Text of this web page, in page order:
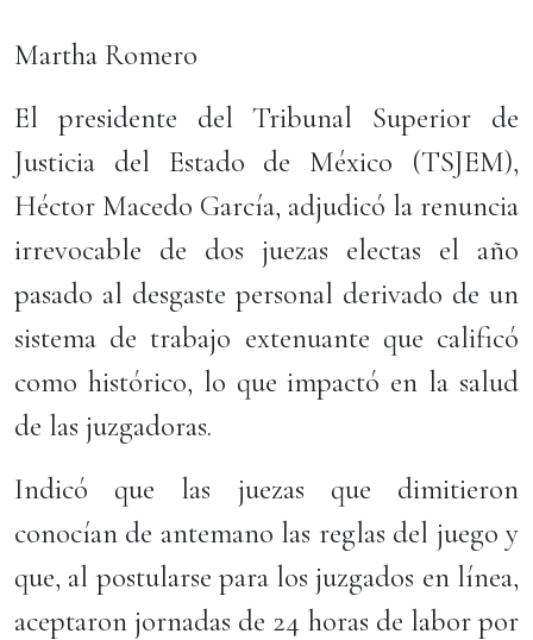
Martha Romero
El presidente del Tribunal Superior de
Justicia del Estado de México (TSJEM),
Héctor Macedo García, adjudicó la renuncia
irrevocable de dos juezas electas el año
pasado al desgaste personal derivado de un
sistema de trabajo extenuante que calificó
como histórico, lo que impactó en la salud
de las juzgadoras.
Indicó que las juezas que dimitieron
conocían de antemano las reglas del juego y
que, al postularse para los juzgados en línea,
aceptaron jornadas de 24 horas de labor por